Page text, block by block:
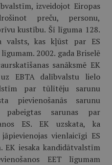
izveidojot Eiropas
preču, personu,
kustību. Šī līguma 128.
valsts, kas kļūst par ES
2002. gada Briselē
sanāksmē EK
EBTA dalībvalstu lielo
par tūlītēju sarunu
pievienošanās sarunu
pabeigtas sarunas par
ES. EK uzskata, ka
vienlaicīgi ES
iesaka kandidātvalstīm
EET līgumam